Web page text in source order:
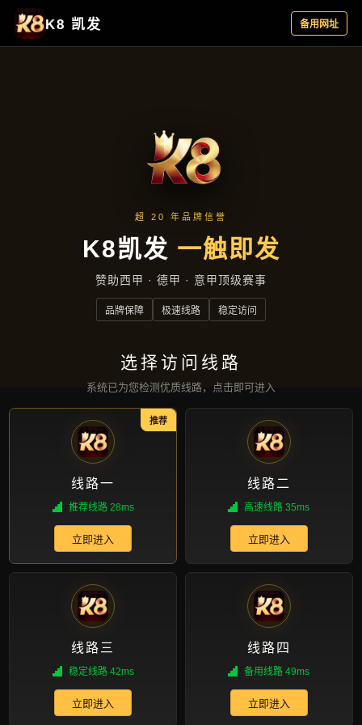
产品展示
首页 产品展示